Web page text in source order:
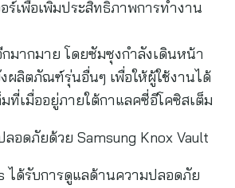
ร์เพื่อเพิ่มประสิทธิภาพการทำงาน
มากมาย โดยซัมซุงกำลังเดินหน้า
ผลิตภัณฑ์รุ่นอื่นๆ เพื่อให้ผู้ใช้งานได้
ที่เมื่ออยู่ภายใต้กาแลคซี่อีโคซิสเต็ม
อดภัยด้วย Samsung Knox Vault
ได้รับการดูแลด้านความปลอดภัย